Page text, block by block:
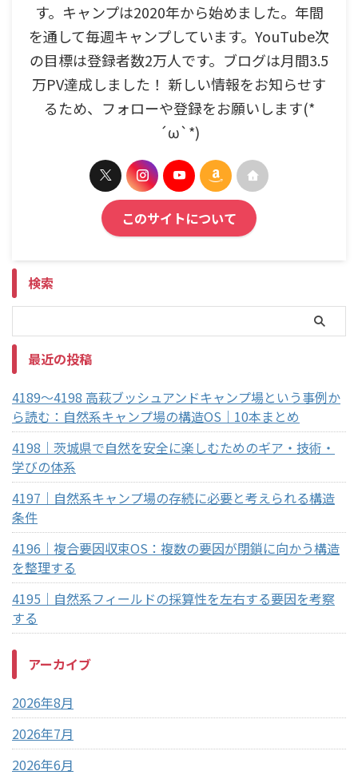
す。キャンプは2020年から始めました。年間
を通して毎週キャンプしています。YouTube次
の目標は登録者数2万人です。ブログは月間3.5
万PV達成しました！ 新しい情報をお知らせす
るため、フォローや登録をお願いします(*
´ω`*)
このサイトについて
検索
最近の投稿
4189～4198 高萩ブッシュアンドキャンプ場という事例か
ら読む：自然系キャンプ場の構造OS｜10本まとめ
4198｜茨城県で自然を安全に楽しむためのギア・技術・
学びの体系
4197｜自然系キャンプ場の存続に必要と考えられる構造
条件
4196｜複合要因収束OS：複数の要因が閉鎖に向かう構造
を整理する
4195｜自然系フィールドの採算性を左右する要因を考察
する
アーカイブ
2026年8月
2026年7月
2026年6月